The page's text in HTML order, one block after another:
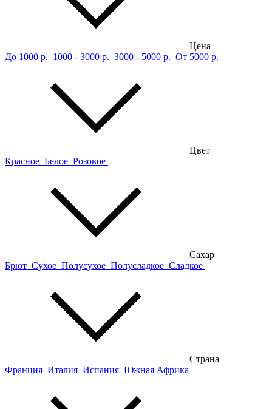
Цена
До 1000 р. 1000 - 3000 р. 3000 - 5000 р. От 5000 р.
Цвет
Красное Белое Розовое
Сахар
Брют Сухое Полусухое Полусладкое Сладкое
Страна
Франция Италия Испания Южная Африка